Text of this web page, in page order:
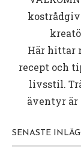
Här hittar
recept och
livsstil.
äventyr är
SENASTE